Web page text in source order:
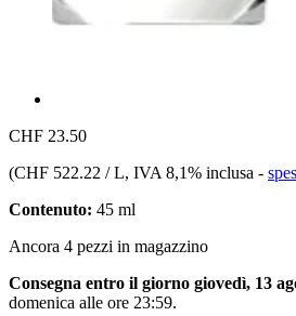
CHF 23.50
(CHF 522.22 / L, IVA 8,1% inclusa -
Contenuto: 45 ml
Ancora 4 pezzi in magazzino
Consegna entro il giorno giovedì, 13
domenica alle ore 23:59.